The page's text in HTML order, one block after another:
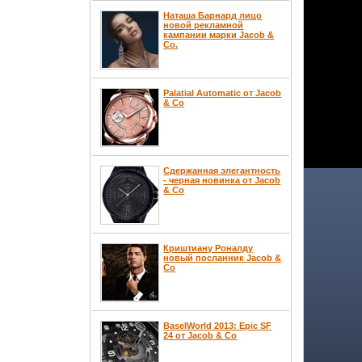
Наташа Барнард лицо
новой рекламной
кампании марки Jacob &
Co.
Palatial Automatic от Jacob
& Co
Сдержанная элегантность
- черная новинка от Jacob
& Co
Криштиану Роналду
новый посланник Jacob &
Co
BaselWorld 2013: Epic SF
24 от Jacob & Co